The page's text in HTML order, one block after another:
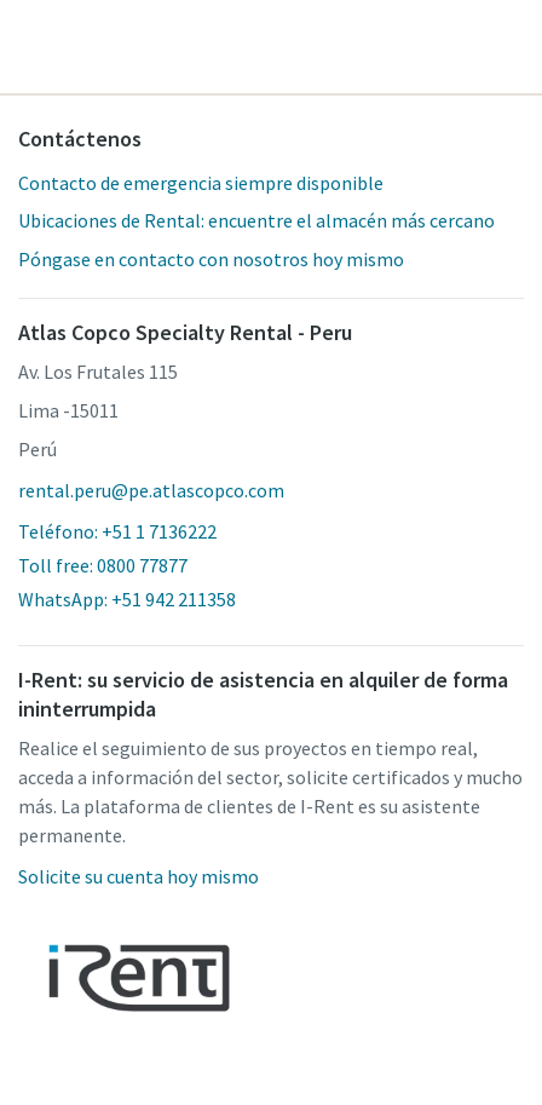
Contáctenos
Contacto de emergencia siempre disponible
Ubicaciones de Rental: encuentre el almacén más cercano
Póngase en contacto con nosotros hoy mismo
Atlas Copco Specialty Rental - Peru
Av. Los Frutales 115
Lima -15011
Perú
rental.peru@pe.atlascopco.com
Teléfono: +51 1 7136222
Toll free: 0800 77877
WhatsApp: +51 942 211358
I-Rent: su servicio de asistencia en alquiler de forma
ininterrumpida
Realice el seguimiento de sus proyectos en tiempo real,
acceda a información del sector, solicite certificados y mucho
más. La plataforma de clientes de I-Rent es su asistente
permanente.
Solicite su cuenta hoy mismo